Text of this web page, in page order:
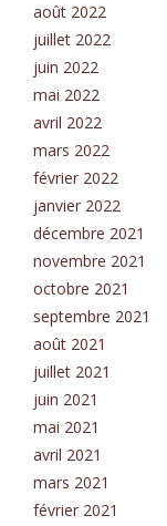
août 2022
juillet 2022
juin 2022
mai 2022
avril 2022
mars 2022
février 2022
janvier 2022
décembre 2021
novembre 2021
octobre 2021
septembre 2021
août 2021
juillet 2021
juin 2021
mai 2021
avril 2021
mars 2021
février 2021